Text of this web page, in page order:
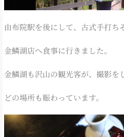
由布院駅を後にして、古式手打ち
金鱗湖店へ食事に行きました。
金鱗湖も沢山の観光客が、撮影を
どの場所も賑わっています。